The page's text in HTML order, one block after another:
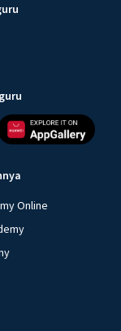
Online